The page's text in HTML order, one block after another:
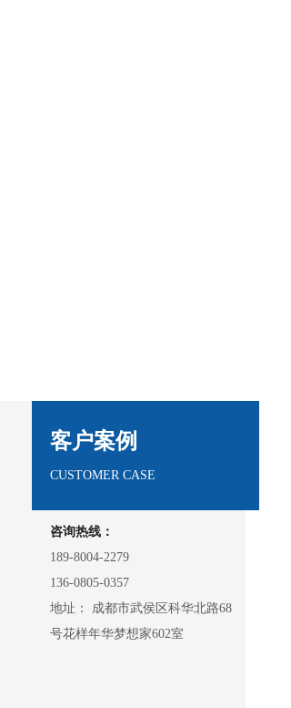
客户案例
CUSTOMER CASE
咨询热线：
189-8004-2279
136-0805-0357
地址： 成都市武侯区科华北路68
号花样年华梦想家602室